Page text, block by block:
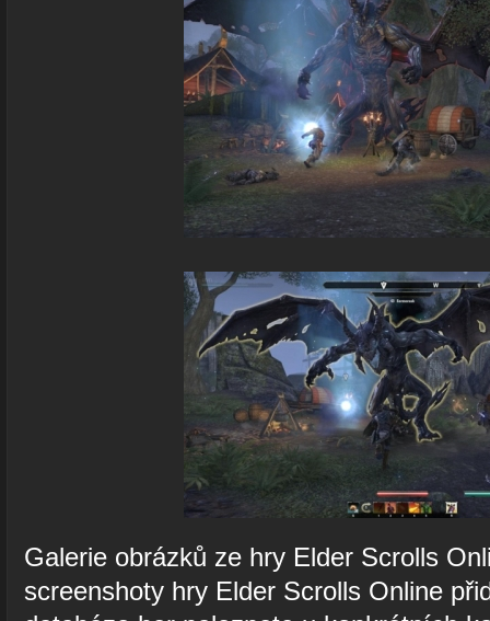
Galerie obrázků ze hry Elder Scrolls
screenshoty hry Elder Scrolls Online